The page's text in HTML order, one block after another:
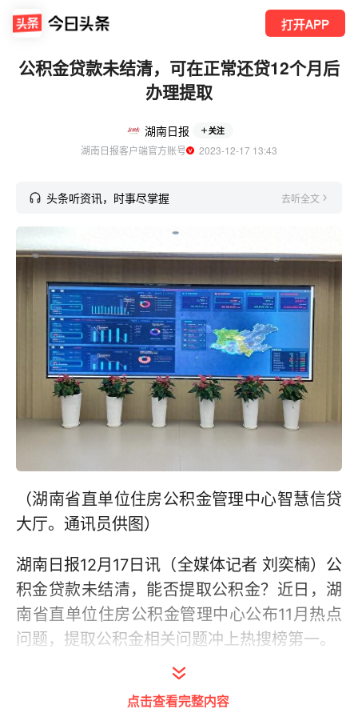
打开APP
公积金贷款未结清，可在正常还贷12个月后
办理提取
湖南日报 关注
湖南日报客户端官方账号
  2023-12-17 13:43
头条听资讯，时事尽掌握 去听全文
（湖南省直单位住房公积金管理中心智慧信贷
大厅。通讯员供图）
湖南日报12月17日讯（全媒体记者 刘奕楠）公
积金贷款未结清，能否提取公积金？近日，湖
南省直单位住房公积金管理中心公布11月热点
问题，提取公积金相关问题冲上热搜榜第一。
该中心相关负责人介绍，职工贷款未结清的，
首次提取须在正常还贷12个月后办理；有过
点击查看完整内容